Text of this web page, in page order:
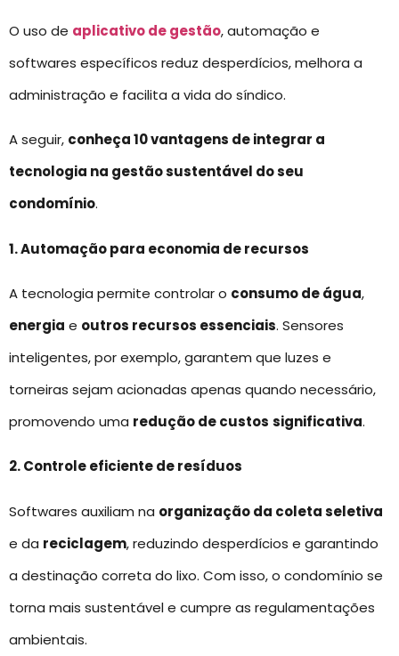
O uso de aplicativo de gestão, automação e
softwares específicos reduz desperdícios, melhora a
administração e facilita a vida do síndico.
A seguir, conheça 10 vantagens de integrar a
tecnologia na gestão sustentável do seu
condomínio.
1. Automação para economia de recursos
A tecnologia permite controlar o consumo de água,
energia e outros recursos essenciais. Sensores
inteligentes, por exemplo, garantem que luzes e
torneiras sejam acionadas apenas quando necessário,
promovendo uma redução de custos significativa.
2. Controle eficiente de resíduos
Softwares auxiliam na organização da coleta seletiva
e da reciclagem, reduzindo desperdícios e garantindo
a destinação correta do lixo. Com isso, o condomínio se
torna mais sustentável e cumpre as regulamentações
ambientais.